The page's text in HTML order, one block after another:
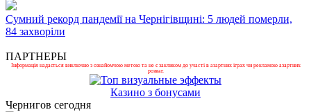
Сумний рекорд пандемії на Чернігівщині: 5 людей померли,
84 захворіли
ПАРТНЕРЫ
Інформація надається виключно з ознайомчою метою та не є закликом до участі в азартних іграх чи рекламою азартних
розваг.
Казино з бонусами
Чернигов сегодня